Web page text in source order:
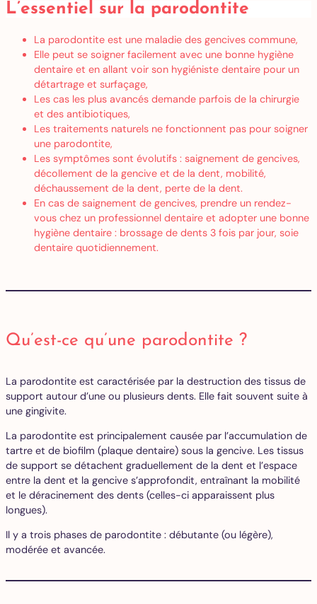
L’essentiel sur la parodontite
La parodontite est une maladie des gencives commune,
Elle peut se soigner facilement avec une bonne hygiène
dentaire et en allant voir son hygiéniste dentaire pour un
détartrage et surfaçage,
Les cas les plus avancés demande parfois de la chirurgie
et des antibiotiques,
Les traitements naturels ne fonctionnent pas pour soigner
une parodontite,
Les symptômes sont évolutifs : saignement de gencives,
décollement de la gencive et de la dent, mobilité,
déchaussement de la dent, perte de la dent.
En cas de saignement de gencives, prendre un rendez-
vous chez un professionnel dentaire et adopter une bonne
hygiène dentaire : brossage de dents 3 fois par jour, soie
dentaire quotidiennement.
Qu’est-ce qu’une parodontite ?
La parodontite est caractérisée par la destruction des tissus de
support autour d’une ou plusieurs dents. Elle fait souvent suite à
une gingivite.
La parodontite est principalement causée par l’accumulation de
tartre et de biofilm (plaque dentaire) sous la gencive. Les tissus
de support se détachent graduellement de la dent et l’espace
entre la dent et la gencive s’approfondit, entraînant la mobilité
et le déracinement des dents (celles-ci apparaissent plus
longues).
Il y a trois phases de parodontite : débutante (ou légère),
modérée et avancée.